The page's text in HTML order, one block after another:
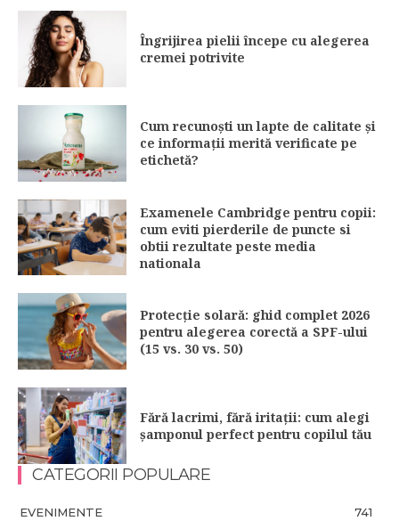
Îngrijirea pielii începe cu alegerea
cremei potrivite
Cum recunoști un lapte de calitate și
ce informații merită verificate pe
etichetă?
Examenele Cambridge pentru copii:
cum eviti pierderile de puncte si
obtii rezultate peste media
nationala
Protecție solară: ghid complet 2026
pentru alegerea corectă a SPF-ului
(15 vs. 30 vs. 50)
Fără lacrimi, fără iritații: cum alegi
șamponul perfect pentru copilul tău
CATEGORII POPULARE
EVENIMENTE
741